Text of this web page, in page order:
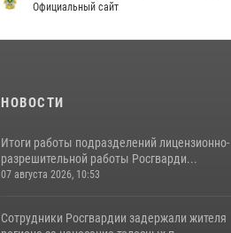
Официальный сайт
НОВОСТИ
Итоги работы подразделений лицензионно-
разрешительной работы Росгварди...
07 августа 2026, 10:53
Сотрудники Росгвардии задержали жителя